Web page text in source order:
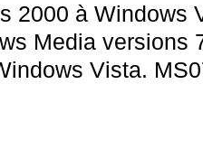
2000 à Windows
Media versions
Vista.